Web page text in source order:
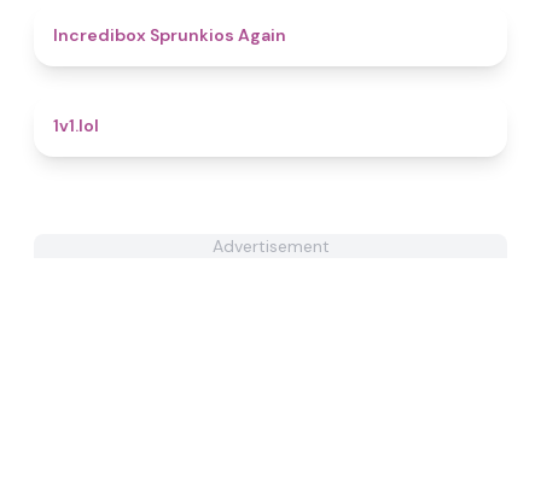
Incredibox Sprunkios Again
1v1.lol
Advertisement